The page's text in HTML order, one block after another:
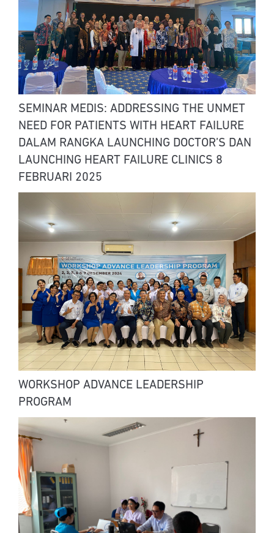
SEMINAR MEDIS: ADDRESSING THE UNMET
NEED FOR PATIENTS WITH HEART FAILURE
DALAM RANGKA LAUNCHING DOCTOR’S DAN
LAUNCHING HEART FAILURE CLINICS 8
FEBRUARI 2025
WORKSHOP ADVANCE LEADERSHIP
PROGRAM